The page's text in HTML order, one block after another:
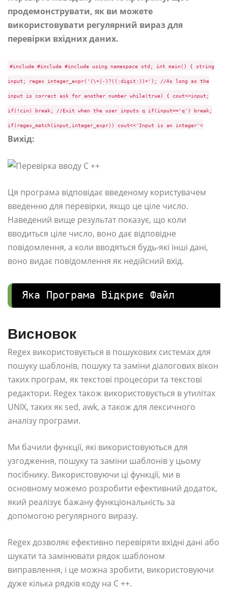
продемонструвати, як ви можете
використовувати регулярний вираз для
перевірки вхідних даних.
#include #include #include using namespace std; int main() { string
input; regex integer_expr('(\+|-)?((:digit:))+'); //As long as the
input is correct ask for another number while(true) { cout<>input;
if(!cin) break; //Exit when the user inputs q if(input=='q') break;
if(regex_match(input,integer_expr)) cout<<'Input is an integer'<
Вихід:
Ця програма відповідає введеному користувачем
введенню для перевірки, якщо це ціле число.
Наведений вище результат показує, що коли
вводиться ціле число, воно дає відповідне
повідомлення, а коли вводяться будь-які інші дані,
воно видає повідомлення як недійсний вхід.
Яка Програма Відкриє Файл
Висновок
Regex використовується в пошукових системах для
пошуку шаблонів, пошуку та заміни діалогових вікон
таких програм, як текстові процесори та текстові
редактори. Regex також використовується в утилітах
UNIX, таких як sed, awk, а також для лексичного
аналізу програми.
Ми бачили функції, які використовуються для
узгодження, пошуку та заміни шаблонів у цьому
посібнику. Використовуючи ці функції, ми в
основному можемо розробити ефективний додаток,
який реалізує бажану функціональність за
допомогою регулярного виразу.
Regex дозволяє ефективно перевіряти вхідні дані або
шукати та замінювати рядок шаблоном
виправлення, і це можна зробити, використовуючи
дуже кілька рядків коду на C ++.